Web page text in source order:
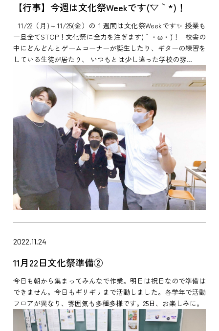
【行事】今週は文化祭Weekです(´▽｀*)！
11/22（月)～11/25(金）の１週間は文化祭Weekです✨ 授業も
一旦全てSTOP！文化祭に全力を注ぎます(｀・ω・´)！ 校舎の
中にどんどんとゲームコーナーが誕生したり、ギターの練習を
している生徒が居たり、 いつもとは少し違った学校の雰...
2022.11.24
11月22日文化祭準備②
今日も朝から集まってみんなで作業。明日は祝日なので準備は
できません。今日もギリギリまで活動しました。各学年で活動
フロアが異なり、雰囲気も多種多様です。25日、お楽しみに。